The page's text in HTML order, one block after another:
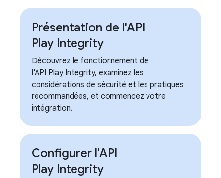
Présentation de l'API
Play Integrity
Découvrez le fonctionnement de
l'API Play Integrity, examinez les
considérations de sécurité et les pratiques
recommandées, et commencez votre
intégration.
Configurer l'API
Play Integrity